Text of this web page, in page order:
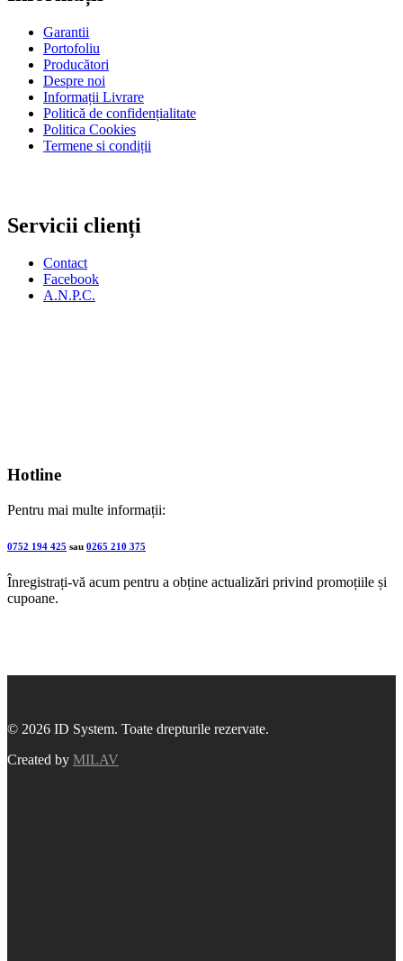
Garantii
Portofoliu
Producători
Despre noi
Informații Livrare
Politică de confidențialitate
Politica Cookies
Termene si condiții
Servicii clienți
Contact
Facebook
A.N.P.C.
Hotline
Pentru mai multe informații:
0752 194 425 sau 0265 210 375
Înregistrați-vă acum pentru a obține actualizări privind promoțiile și
cupoane.
© 2026 ID System. Toate drepturile rezervate.
Created by MILAV